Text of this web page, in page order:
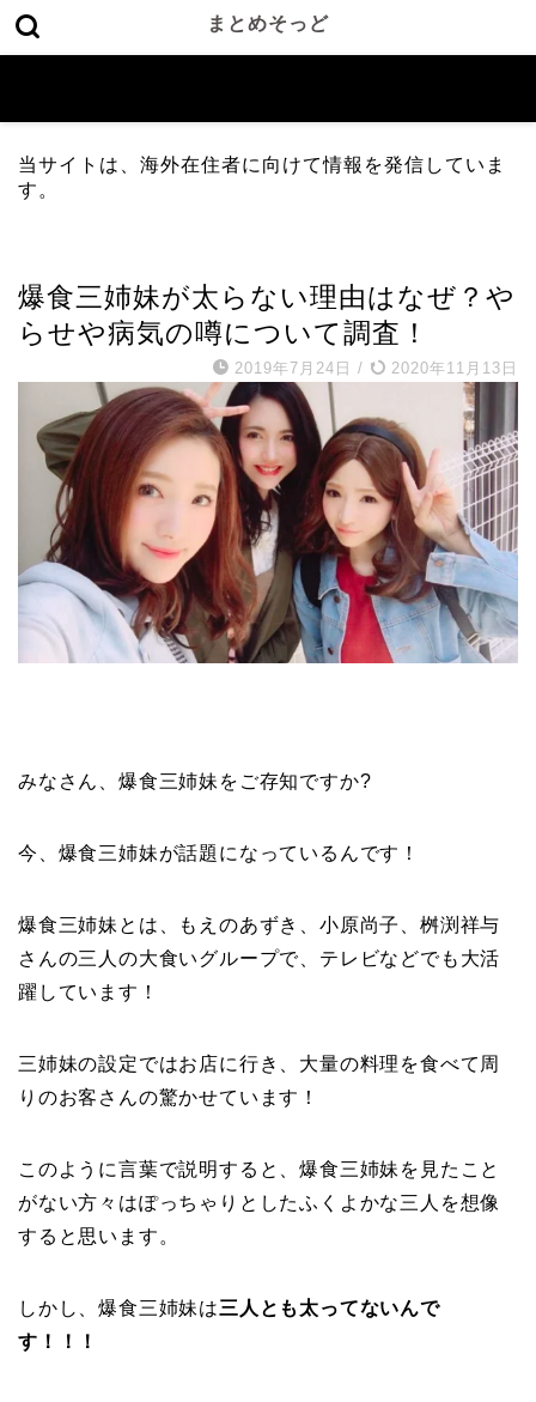
まとめそっど
当サイトは、海外在住者に向けて情報を発信していま
す。
爆食三姉妹が太らない理由はなぜ？や
らせや病気の噂について調査！
2019年7月24日 / 2020年11月13日
みなさん、爆食三姉妹をご存知ですか?
今、爆食三姉妹が話題になっているんです！
爆食三姉妹とは、もえのあずき、小原尚子、桝渕祥与
さんの三人の大食いグループで、テレビなどでも大活
躍しています！
三姉妹の設定ではお店に行き、大量の料理を食べて周
りのお客さんの驚かせています！
このように言葉で説明すると、爆食三姉妹を見たこと
がない方々はぽっちゃりとしたふくよかな三人を想像
すると思います。
しかし、爆食三姉妹は三人とも太ってないんで
す！！！